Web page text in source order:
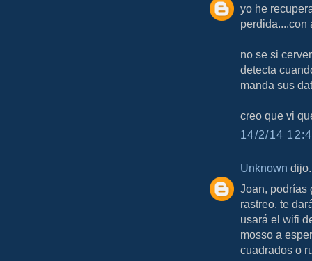
yo he
perdida....con
no se si
detecta
manda sus
creo que vi
14/2/14
Unknown
Joan, podrías
rastreo, te
usará el wifi
mosso a
cuadrados o